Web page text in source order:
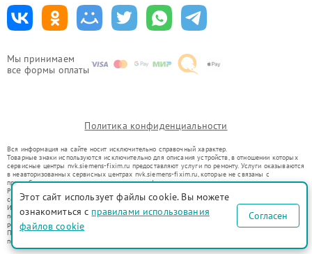
Мы принимаем
все формы оплаты
Политика конфиденциальности
Вся информация на сайте носит исключительно справочный характер.
Товарные знаки используются исключительно для описания устройств, в отношении которых
сервисные центры nvk.siemens-fixim.ru предоставляют услуги по ремонту. Услуги оказываются
в неавторизованных сервисных центрах nvk.siemens-fixim.ru, которые не связаны с
правообладателями товарных знаков или их официальными представителями.
Ремонт осуществляется для устройств, уже введенных в гражданский оборот в соответствии
со статьей 1487 ГК РФ.
Использование товарных знаков не преследует цели индивидуализации услуг или введения
потребителей в заблуждение, а служит для информирования о предоставляемых услугах по
ремонту техники указанных брендов.
Представленная на сайте информация не является публичной офертой, определяемой
положениями Статьи 437(2) Гражданского кодекса РФ
Этот сайт использует файлы cookie. Вы можете
ознакомиться с правилами использования
файлов cookie
Согласен